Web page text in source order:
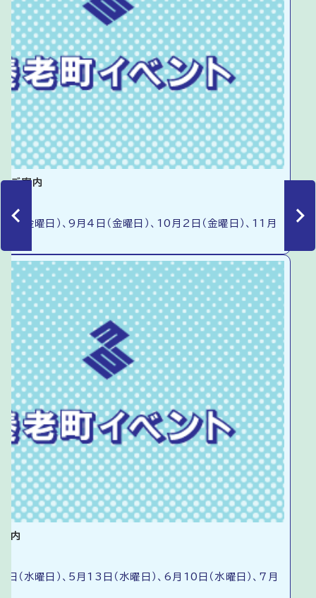
ご案内
金曜日）、9月4日（金曜日）、10月2日（金曜日）、11月
内
水曜日）、5月13日（水曜日）、6月10日（水曜日）、7月